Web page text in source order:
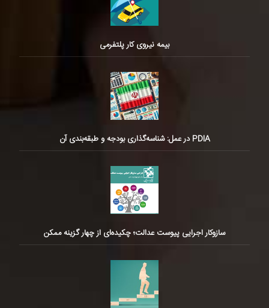
بیمه نیروی کار پلتفرمی
PDIA در عمل: شناسه‌گذاری بودجه و طبقه‌بندی آن
سازوکار اجرایی پیوست عدالت؛ چکیده‌ای از چهار گزینه ممکن